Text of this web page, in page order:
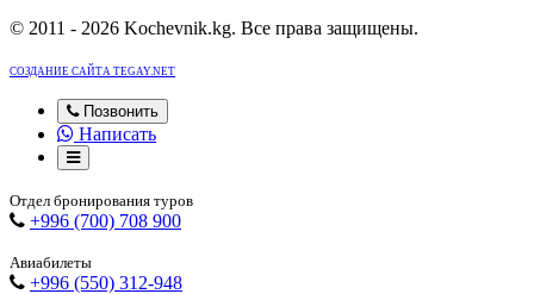
© 2011 - 2026 Kochevnik.kg. Все права защищены.
СОЗДАНИЕ САЙТА TEGAY.NET
Позвонить
Написать
Отдел бронирования туров
+996 (700) 708 900
Авиабилеты
+996 (550) 312-948